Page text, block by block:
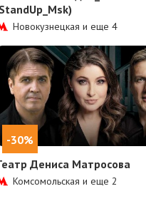
Новокузнецкая и еще 4
-30%
Дениса Матросова
Комсомольская и еще 2